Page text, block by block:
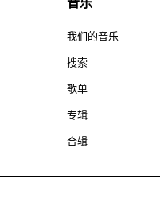
我们的音乐
搜索
歌单
专辑
合辑